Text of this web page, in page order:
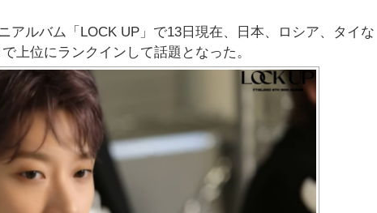
アルバム「LOCK UP」で13日現在、日本、ロシア、タイな
上位にランクインして話題となった。